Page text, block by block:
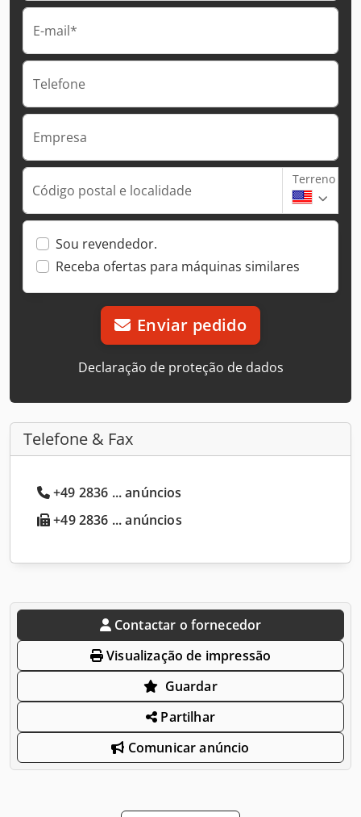
E-mail*
Telefone
Empresa
Código postal e localidade
Terreno
Sou revendedor.
Receba ofertas para máquinas similares
Enviar pedido
Declaração de proteção de dados
Telefone & Fax
+49 2836 ... anúncios
+49 2836 ... anúncios
Contactar o fornecedor
Visualização de impressão
Guardar
Partilhar
Comunicar anúncio